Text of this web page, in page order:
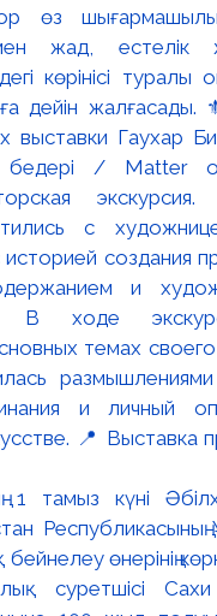
өз
жад, естелік
көрінісі туралы
дейін жалғасады.
выставки Гаухар
бедері / Matter
экскурсия.
с
создания
и
В ходе
темах своего
и личный
📍 Выставка